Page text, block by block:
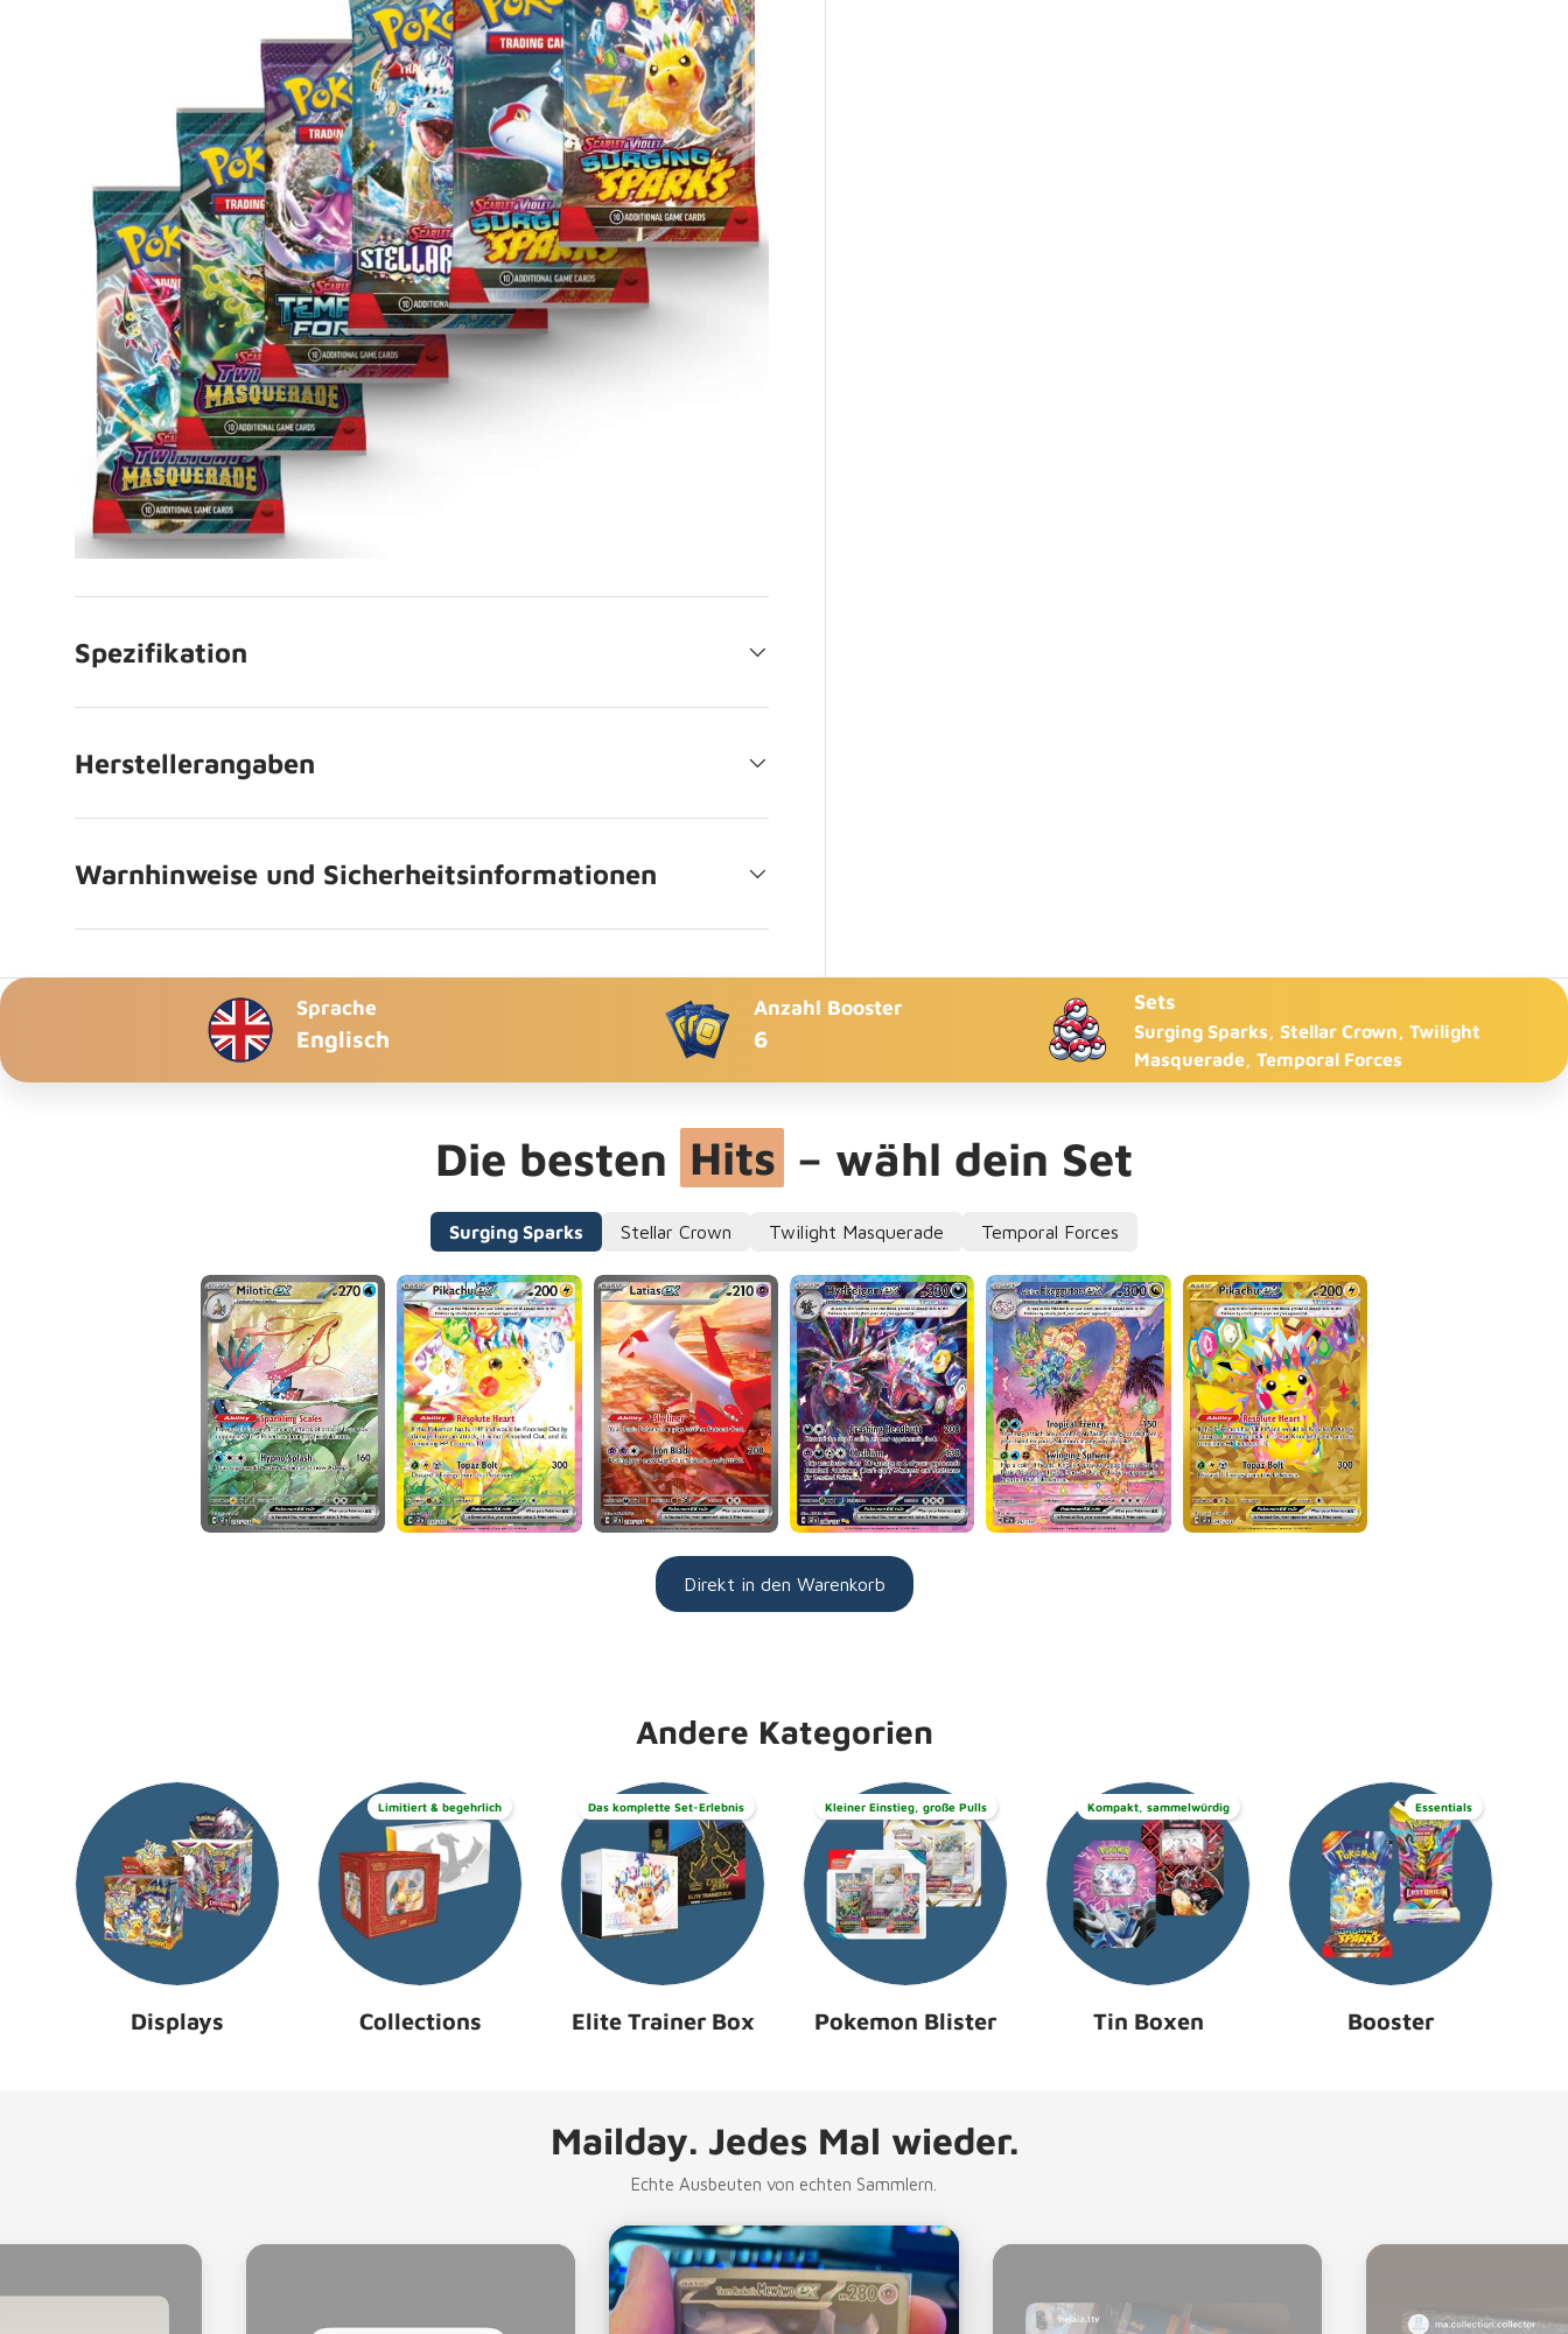
Spezifikation
Herstellerangaben
Warnhinweise und Sicherheitsinformationen
Sprache
Englisch
Anzahl Booster
6
Sets
Surging Sparks, Stellar Crown, Twilight
Masquerade, Temporal Forces
Die besten Hits – wähl dein Set
Surging Sparks Stellar Crown Twilight Masquerade Temporal Forces
Direkt in den Warenkorb
Andere Kategorien
Displays
Limitiert & begehrlich
Collections
Das komplette Set-Erlebnis
Elite Trainer Box
Kleiner Einstieg, große Pulls
Pokemon Blister
Kompakt, sammelwürdig
Tin Boxen
Essentials
Booster
Mailday. Jedes Mal wieder.
Echte Ausbeuten von echten Sammlern.